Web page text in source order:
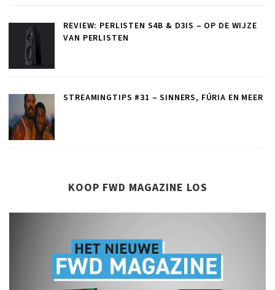
REVIEW: PERLISTEN S4B & D3IS – OP DE WIJZE
VAN PERLISTEN
STREAMINGTIPS #31 – SINNERS, FÚRIA EN MEER
KOOP FWD MAGAZINE LOS